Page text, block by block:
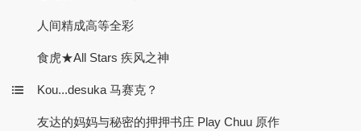
人间精成高等全彩
食虎★All Stars 疾风之神
Kou...desuka 马赛克？
友达的妈妈与秘密的押押书庄 Play Chuu 原作